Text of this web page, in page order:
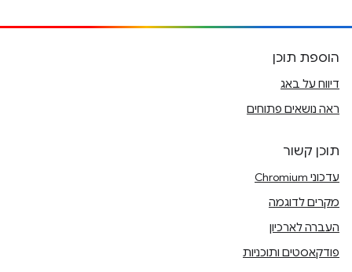
הוספת תוכן
דיווח על באג
ראה נושאים פתוחים
תוכן קשור
עדכוני Chromium
מקרים לדוגמה
העברה לארכיון
פודקאסטים ותוכניות